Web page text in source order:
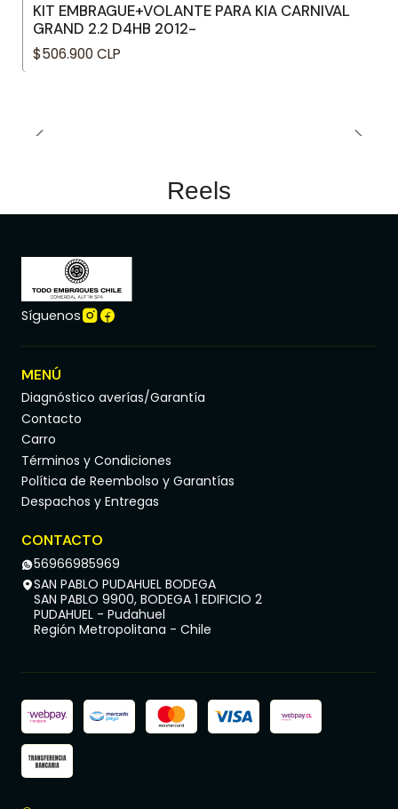
KIT EMBRAGUE+VOLANTE PARA KIA CARNIVAL
GRAND 2.2 D4HB 2012-
$506.900 CLP
Reels
Síguenos
MENÚ
Diagnóstico averías/Garantía
Contacto
Carro
Términos y Condiciones
Política de Reembolso y Garantías
Despachos y Entregas
CONTACTO
56966985969
SAN PABLO PUDAHUEL BODEGA
SAN PABLO 9900, BODEGA 1 EDIFICIO 2
PUDAHUEL - Pudahuel
Región Metropolitana - Chile